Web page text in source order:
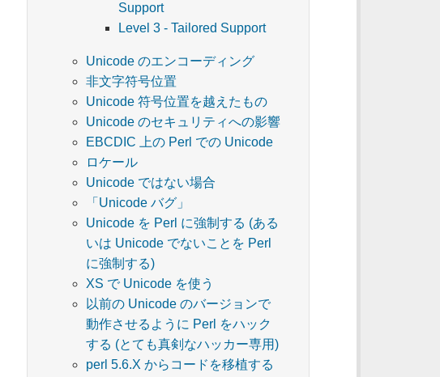
Support
Level 3 - Tailored Support
Unicode のエンコーディング
非文字符号位置
Unicode 符号位置を越えたもの
Unicode のセキュリティへの影響
EBCDIC 上の Perl での Unicode
ロケール
Unicode ではない場合
「Unicode バグ」
Unicode を Perl に強制する (ある
いは Unicode でないことを Perl
に強制する)
XS で Unicode を使う
以前の Unicode のバージョンで
動作させるように Perl をハック
する (とても真剣なハッカー専用)
perl 5.6.X からコードを移植する